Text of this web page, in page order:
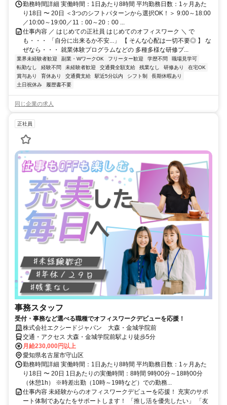
勤務時間詳細 実働時間：1日あたり8時間 平均勤務日数：1ヶ月あた
り18日 〜 20日 ＜3つのシフトパターンから選択OK！＞ 9:00～18:00
／10:00～19:00／11：00～20：00 ...
仕事内容 ／ はじめての正社員 はじめてのオフィスワーク ＼ で
も・・・ 「自分に出来るか不安...」 【 そんな心配は一切不要◎ 】 な
ぜなら・・・ 就業体験プログラムなどの 多種多様な研修プ...
業界未経験者歓迎 副業・WワークOK フリーター歓迎 学歴不問
職場見学可
転勤なし
経験不問 未経験者歓迎 交通費全額支給 残業なし 研修あり
在宅OK
賞与あり
育休あり 交通費支給 駅近5分以内 シフト制
長期休暇あり
土日祝休み
履歴書不要
同じ企業の求人
正社員
事務スタッフ
受付・事務など選べる職種でオフィスワークデビューを応援！
株式会社エクシードジャパン 大森・金城学院前
交通・アクセス 大森・金城学院前駅より徒歩5分
月給230,000円以上
愛知県名古屋市守山区
勤務時間詳細 実働時間：1日あたり8時間 平均勤務日数：1ヶ月あた
り18日 〜 20日 1日あたりの実働時間：8時間 9時00分～18時00分
（休憩1h） ※時差出勤（10時～19時など）での勤務...
仕事内容 未経験からのオフィスワークデビューを応援！ 充実のサポ
ート体制であなたをサポートします！ 「推し活を優先したい」 「友